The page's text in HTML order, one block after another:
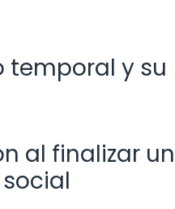
temporal y su
al finalizar un